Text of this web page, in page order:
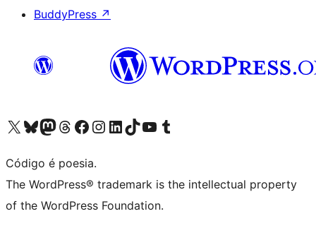
BuddyPress ↗
Acessar nossa conta do X (antigo Twitter)
Acessar nossa conta do Bluesky
Acessar nossa conta do Mastodon
Acessar nossa conta do Threads
Acessar nossa página do Facebook
Acessar nossa conta do Instagram
Acessar nossa conta do LinkedIn
Acessar nossa conta do TikTok
Acessar nosso canal do YouTube
Acessar nossa conta no Tumblr
Código é poesia.
The WordPress® trademark is the intellectual property
of the WordPress Foundation.